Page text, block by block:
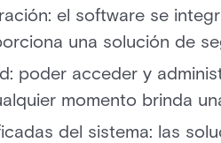
el software se
una solución de
poder acceder y
momento brinda
del sistema: las